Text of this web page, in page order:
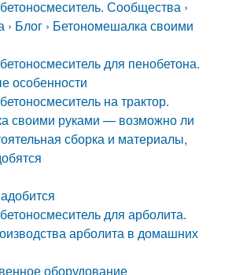
Сообщества ›
› Блог › Бетономешалка своими
для пенобетона.
особенности
на трактор.
своими руками — возможно ли
сборка и материалы,
для арболита.
арболита в домашних
оборудование